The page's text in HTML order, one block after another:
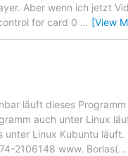
Aber wenn ich jetzt
for card 0 … [View
läuft dieses Programm
auch unter Linux
unter Linux Kubuntu läuft.
2106148 www. Borlas(…